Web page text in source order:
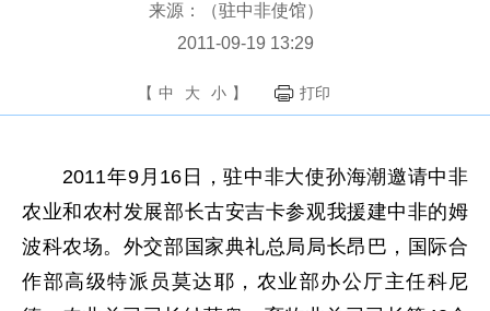
来源：（驻中非使馆）
2011-09-19 13:29
【 中 大 小 】 打印
2011年9月16日，驻中非大使孙海潮邀请中非
农业和农村发展部长古安吉卡参观我援建中非的姆
波科农场。外交部国家典礼总局局长昂巴，国际合
作部高级特派员莫达耶，农业部办公厅主任科尼